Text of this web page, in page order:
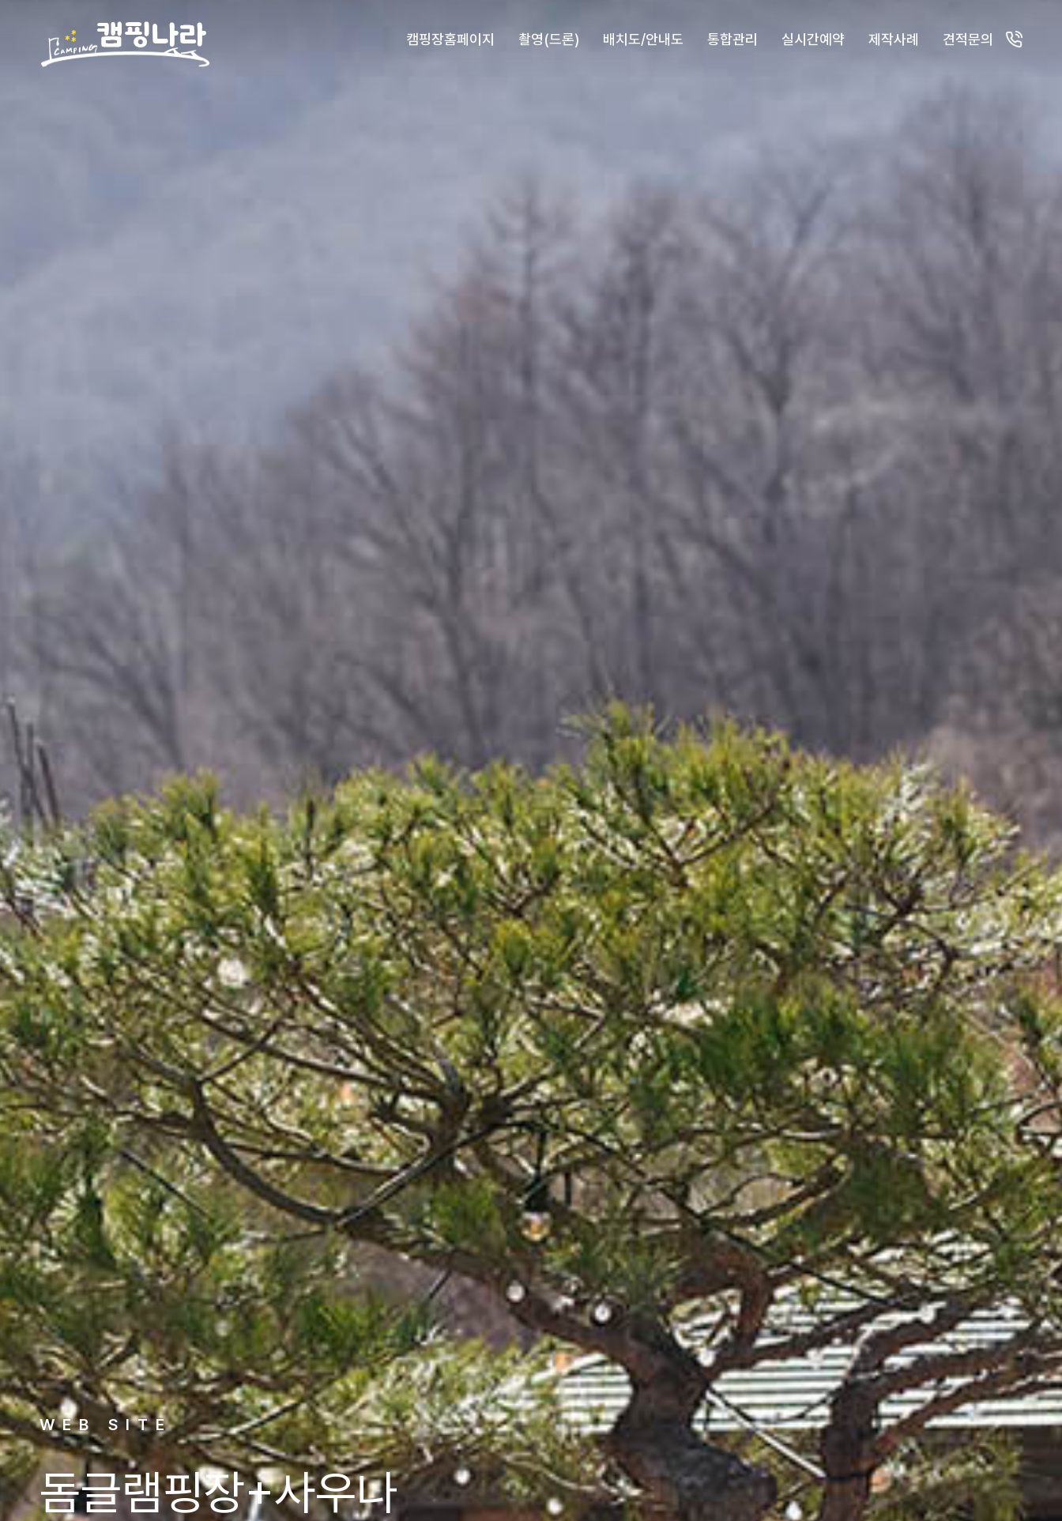
캠핑장홈페이지 촬영(드론) 배치도/안내도 통합관리 실시간예약 제작사례 견적문의
WEB SITE
돔글램핑장+사우나